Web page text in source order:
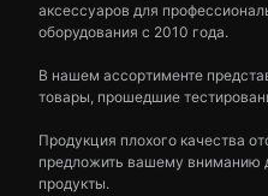
аксессуаров для
оборудования с 2010 года.
В нашем ассортименте
товары, прошедшие
Продукция плохого качества
предложить вашему вниманию
продукты.